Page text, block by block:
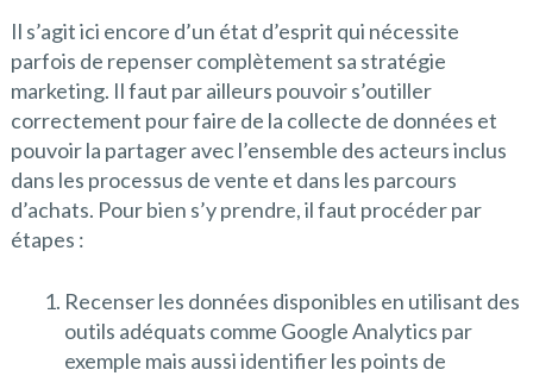
Il s’agit ici encore d’un état d’esprit qui nécessite
parfois de repenser complètement sa stratégie
marketing. Il faut par ailleurs pouvoir s’outiller
correctement pour faire de la collecte de données et
pouvoir la partager avec l’ensemble des acteurs inclus
dans les processus de vente et dans les parcours
d’achats. Pour bien s’y prendre, il faut procéder par
étapes :
Recenser les données disponibles en utilisant des
outils adéquats comme Google Analytics par
exemple mais aussi identifier les points de